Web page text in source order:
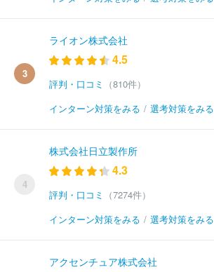
3
ライオン株式会社
4.5
評判・口コミ
（810件）
インターン対策をみる / 選考対策をみる
4
株式会社日立製作所
4.3
評判・口コミ
（7274件）
インターン対策をみる / 選考対策をみる
アクセンチュア株式会社